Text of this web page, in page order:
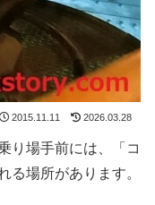
2015.11.11 2026.03.28
り場手前には、「コ
る場所があります。